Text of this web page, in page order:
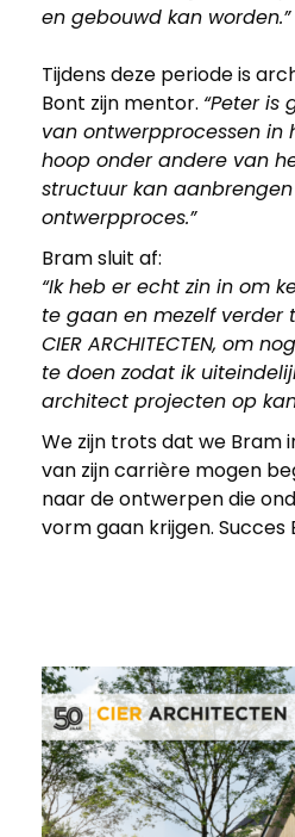
en gebouwd kan worden.”
Tijdens deze periode is
Bont zijn mentor. “Peter is
van ontwerpprocessen in
hoop onder andere van
structuur kan
ontwerpproces.”
Bram sluit af:
“Ik heb er echt zin in om
te gaan en mezelf verder
CIER ARCHITECTEN, om
te doen zodat ik
architect projecten op
We zijn trots dat we Bram
van zijn carrière mogen
naar de ontwerpen die
vorm gaan krijgen. Succes